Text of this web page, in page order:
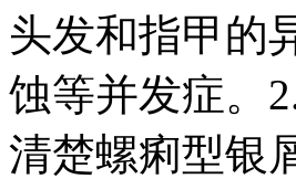
头发和指甲的
蚀等并发症。
清楚螺痢型银